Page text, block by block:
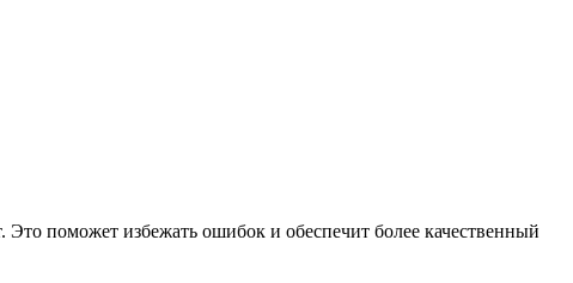
поможет избежать ошибок и обеспечит более качественный